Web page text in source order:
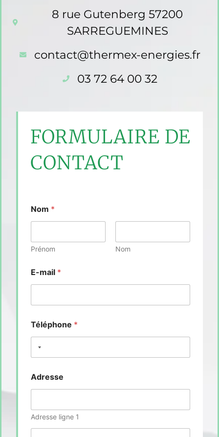
8 rue Gutenberg 57200
SARREGUEMINES
contact@thermex-energies.fr
03 72 64 00 32
FORMULAIRE DE
CONTACT
Nom *
Prénom Nom
E-mail *
Téléphone *
Adresse
Adresse ligne 1